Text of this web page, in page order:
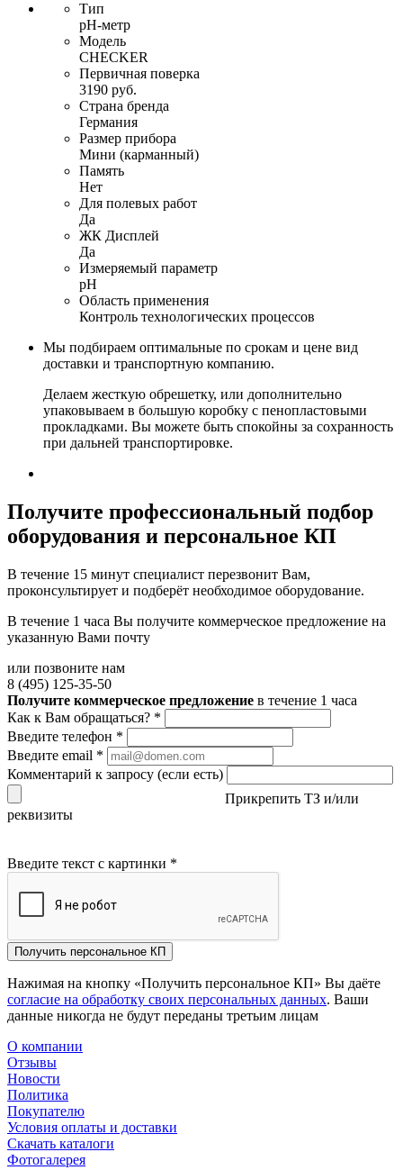
Тип
pH-метр
Модель
CHECKER
Первичная поверка
3190 руб.
Страна бренда
Германия
Размер прибора
Мини (карманный)
Память
Нет
Для полевых работ
Да
ЖК Дисплей
Да
Измеряемый параметр
pH
Область применения
Контроль технологических процессов
Мы подбираем оптимальные по срокам и цене вид
доставки и транспортную компанию.
Делаем жесткую обрешетку, или дополнительно
упаковываем в большую коробку с пенопластовыми
прокладками. Вы можете быть спокойны за сохранность
при дальней транспортировке.
Получите профессиональный подбор
оборудования и персональное КП
В течение 15 минут специалист перезвонит Вам,
проконсультирует и подберёт необходимое оборудование.
В течение 1 часа Вы получите коммерческое предложение на
указанную Вами почту
или позвоните нам
8 (495) 125-35-50
Получите коммерческое предложение в течение 1 часа
Как к Вам обращаться? *
Введите телефон *
Введите email *
Комментарий к запросу (если есть)
Прикрепить ТЗ и/или
реквизиты
Введите текст с картинки *
Получить персональное КП
Нажимая на кнопку «Получить персональное КП» Вы даёте
согласие на обработку своих персональных данных. Ваши
данные никогда не будут переданы третьим лицам
О компании
Отзывы
Новости
Политика
Покупателю
Условия оплаты и доставки
Скачать каталоги
Фотогалерея